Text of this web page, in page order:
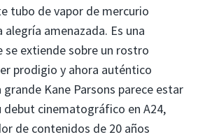
tubo de vapor de mercurio
amenazada. Es una
se extiende sobre un rostro
prodigio y ahora auténtico
Kane Parsons parece estar
debut cinematográfico en A24,
de contenidos de 20 años